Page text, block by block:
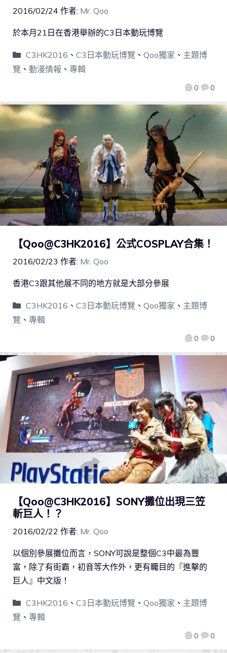
2016/02/24 作者: Mr. Qoo
0 0
於本月21日在香港舉辦的C3日本動玩博覽
C3HK2016 、 C3日本動玩博覽 、 Qoo獨家 、 主題博
覽 、 動漫情報 、 專輯
【Qoo@C3HK2016】公式COSPLAY合集！
2016/02/23 作者: Mr. Qoo
0 0
香港C3跟其他展不同的地方就是大部分參展
C3HK2016 、 C3日本動玩博覽 、 Qoo獨家 、 主題博
覽 、 專輯
【Qoo@C3HK2016】SONY攤位出現三笠
斬巨人！？
2016/02/22 作者: Mr. Qoo
0 0
以個別參展攤位而言，SONY可說是整個C3中最為豐
富，除了有街霸，初音等大作外，更有矚目的『進擊的
巨人‬』中文版！
C3HK2016 、 C3日本動玩博覽 、 Qoo獨家 、 主題博
覽 、 專輯